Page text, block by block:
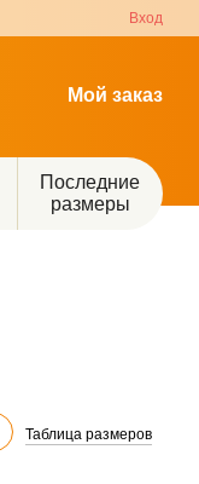
Вход
Мой заказ
Последние
размеры
Таблица размеров